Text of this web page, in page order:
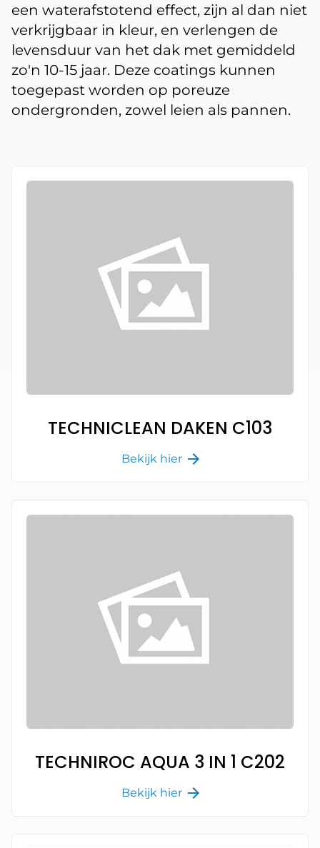
een waterafstotend effect, zijn al dan niet
verkrijgbaar in kleur, en verlengen de
levensduur van het dak met gemiddeld
zo'n 10-15 jaar. Deze coatings kunnen
toegepast worden op poreuze
ondergronden, zowel leien als pannen.
TECHNICLEAN DAKEN C103
Bekijk hier
TECHNIROC AQUA 3 IN 1 C202
Bekijk hier